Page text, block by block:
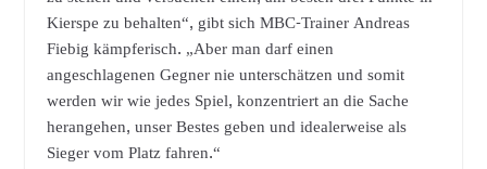
Kierspe zu behalten“, gibt sich MBC-Trainer Andreas
Fiebig kämpferisch. „Aber man darf einen
angeschlagenen Gegner nie unterschätzen und somit
werden wir wie jedes Spiel, konzentriert an die Sache
herangehen, unser Bestes geben und idealerweise als
Sieger vom Platz fahren.“